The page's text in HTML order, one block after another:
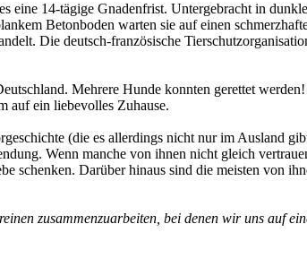
eine 14-tägige Gnadenfrist. Untergebracht in
Betonboden warten sie auf einen
Die deutsch-französische
Mehrere Hunde konnten gerettet
auf ein liebevolles Zuhause.
(die es allerdings nicht nur im Ausland
Wenn manche von ihnen nicht gleich
schenken. Darüber hinaus sind die meisten von
zusammenzuarbeiten, bei denen wir uns auf